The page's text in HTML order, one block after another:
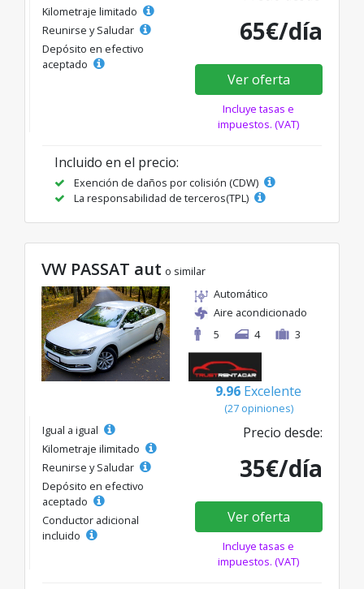
Kilometraje limitado
Reunirse y Saludar
Depósito en efectivo
aceptado
65€/día
Ver oferta
Incluye tasas e
impuestos. (VAT)
Incluido en el precio:
Exención de daños por colisión (CDW)
La responsabilidad de terceros(TPL)
VW PASSAT aut o similar
Automático
Aire acondicionado
5
4 3
9.96 Excelente
(27 opiniones)
Igual a igual
Kilometraje ilimitado
Reunirse y Saludar
Depósito en efectivo
aceptado
Conductor adicional
incluido
Precio desde:
35€/día
Ver oferta
Incluye tasas e
impuestos. (VAT)